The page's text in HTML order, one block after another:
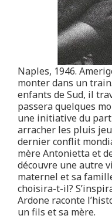
Naples, 1946.
monter dans un
enfants de Sud, il
passera quelques
une initiative du
arracher les pluis
dernier conflit
mère Antonietta et
découvre une autre
maternel et sa
choisira-t-il?
Ardone raconte
un fils et sa mère.